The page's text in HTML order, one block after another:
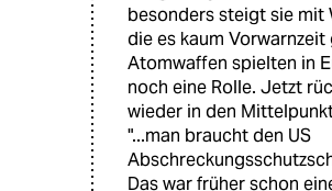
besonders steigt sie mit
die es kaum Vorwarnzeit
Atomwaffen spielten in
noch eine Rolle. Jetzt
wieder in den
"...man braucht den US
Das war früher schon